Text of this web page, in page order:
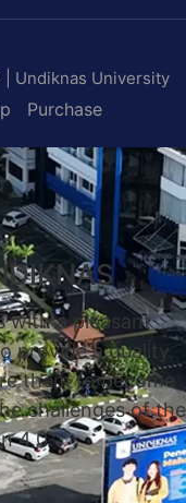
Undiknas University
Purchase
with a pleasant
provide a quality
them to become
challenges of the
4.0.